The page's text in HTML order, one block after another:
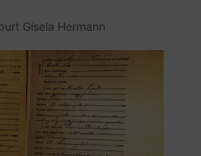
Gisela Hermann